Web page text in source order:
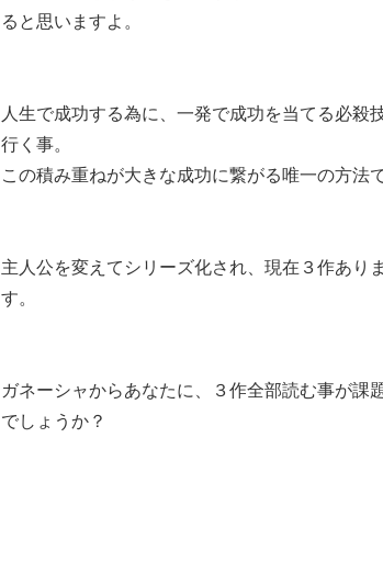
ると思いますよ。
人生で成功する為に、一発で成功を当てる必殺
行く事。
この積み重ねが大きな成功に繋がる唯一の方法
主人公を変えてシリーズ化され、現在３作あり
す。
ガネーシャからあなたに、３作全部読む事が課
でしょうか？